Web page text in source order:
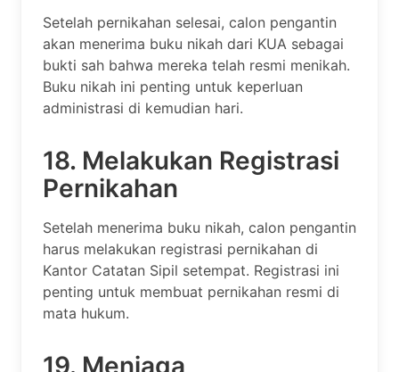
Setelah pernikahan selesai, calon pengantin
akan menerima buku nikah dari KUA sebagai
bukti sah bahwa mereka telah resmi menikah.
Buku nikah ini penting untuk keperluan
administrasi di kemudian hari.
18. Melakukan Registrasi
Pernikahan
Setelah menerima buku nikah, calon pengantin
harus melakukan registrasi pernikahan di
Kantor Catatan Sipil setempat. Registrasi ini
penting untuk membuat pernikahan resmi di
mata hukum.